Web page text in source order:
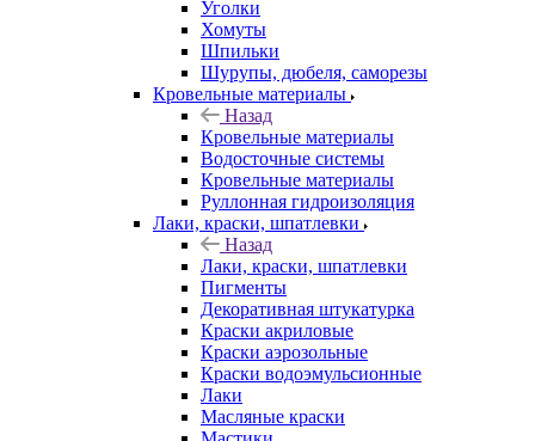
Уголки
Хомуты
Шпильки
Шурупы, дюбеля, саморезы
Кровельные материалы
Назад
Кровельные материалы
Водосточные системы
Кровельные материалы
Руллонная гидроизоляция
Лаки, краски, шпатлевки
Назад
Лаки, краски, шпатлевки
Пигменты
Декоративная штукатурка
Краски акриловые
Краски аэрозольные
Краски водоэмульсионные
Лаки
Масляные краски